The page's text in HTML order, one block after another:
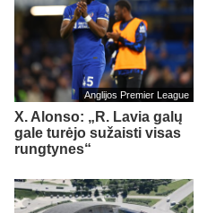
Anglijos Premier League
X. Alonso: „R. Lavia galų
gale turėjo sužaisti visas
rungtynes“